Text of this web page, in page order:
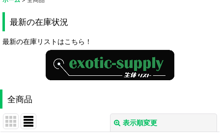
最新の在庫状況
最新の在庫リストはこちら！
全商品
表示順変更